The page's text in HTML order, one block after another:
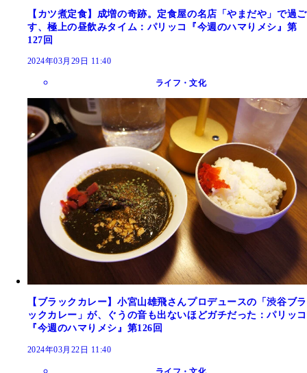
【カツ煮定食】成増の奇跡。定食屋の名店「やまだや」で過ご
す、極上の昼飲みタイム：パリッコ『今週のハマりメシ』第
127回
2024年03月29日 11:40
ライフ・文化
【ブラックカレー】小宮山雄飛さんプロデュースの「渋谷ブラ
ックカレー」が、ぐうの音も出ないほどガチだった：パリッコ
『今週のハマりメシ』第126回
2024年03月22日 11:40